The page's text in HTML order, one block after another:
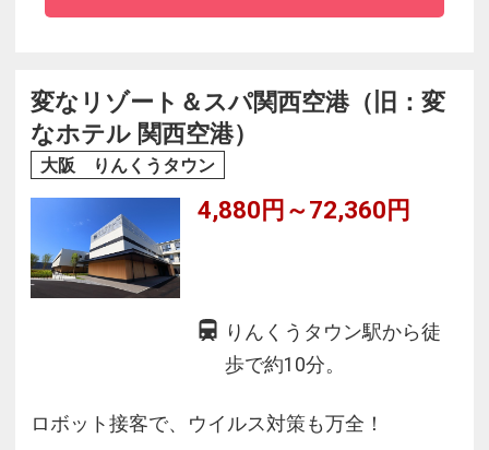
変なリゾート＆スパ関西空港（旧：変
なホテル 関西空港）
大阪 りんくうタウン
4,880円～72,360円
りんくうタウン駅から徒
歩で約10分。
ロボット接客で、ウイルス対策も万全！